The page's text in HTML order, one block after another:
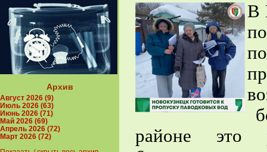
В
районе это
Архив
Август 2026 (9)
Июль 2026 (63)
Июнь 2026 (71)
Май 2026 (69)
Апрель 2026 (72)
Март 2026 (72)